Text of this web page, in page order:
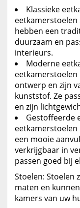
Klassieke
eetkamerstoelen
hebben een
duurzaam en
interieurs.
Moderne
ontwerp en zijn
kunststof. Ze
en zijn
Gestoffeerde
een mooie
verkrijgbaar in
passen goed bij
Stoelen: Stoelen
maten en
kamers van uw